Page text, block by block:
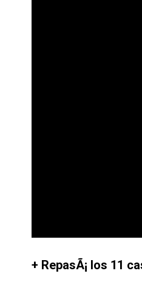
+ RepasÃ¡ los 11